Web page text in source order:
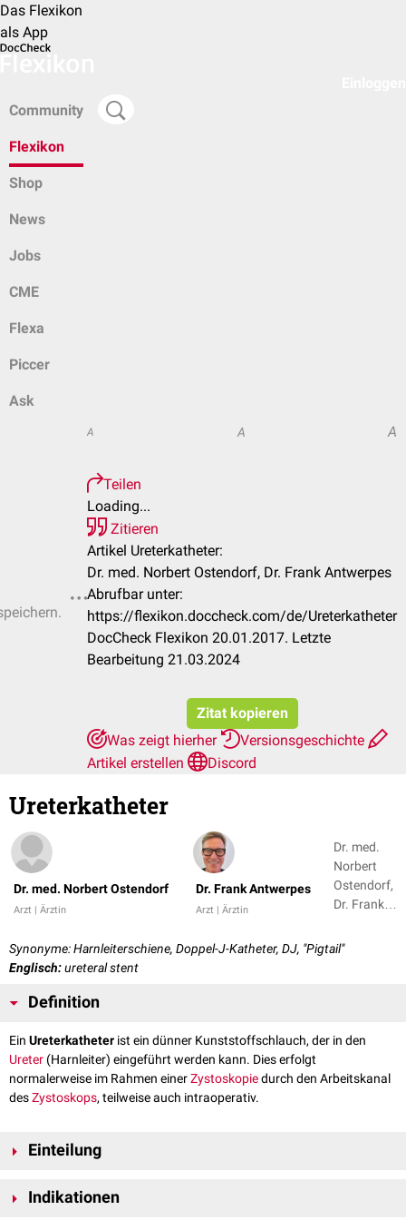
Das Flexikon
als App
Community
Flexikon
Shop
News
Jobs
CME
Flexa
Piccer
Ask
A A A
Teilen
Loading...
Zitieren
Artikel Ureterkatheter:
Dr. med. Norbert Ostendorf, Dr. Frank Antwerpes
Abrufbar unter:
https://flexikon.doccheck.com/de/Ureterkatheter
DocCheck Flexikon 20.01.2017. Letzte
Bearbeitung 21.03.2024
Zitat kopieren
Was zeigt hierher
Versionsgeschichte
Artikel erstellen
Discord
Ureterkatheter
Dr. med. Norbert Ostendorf
Arzt | Ärztin
Dr. Frank Antwerpes
Arzt | Ärztin
Dr. med.
Norbert
Ostendorf,
Dr. Frank
+ 1
Synonyme: Harnleiterschiene, Doppel-J-Katheter, DJ, "Pigtail"
Englisch:ureteral stent
Definition
Ein Ureterkatheter ist ein dünner Kunststoffschlauch, der in den
Ureter (Harnleiter) eingeführt werden kann. Dies erfolgt
normalerweise im Rahmen einerZystoskopiedurch den Arbeitskanal
desZystoskops, teilweise auch intraoperativ.
Einteilung
weitaus häufigste Form. Damit der Katheter nicht nach unten
Indikationen